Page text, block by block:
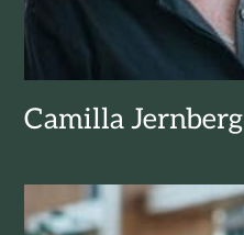
Camilla Jernberg